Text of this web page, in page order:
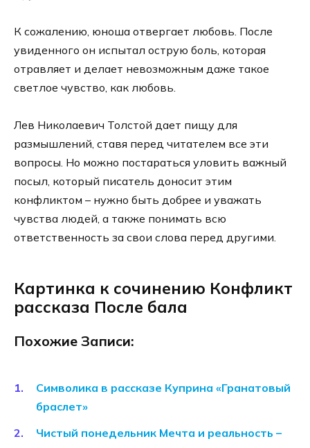
К сожалению, юноша отвергает любовь. После
увиденного он испытал острую боль, которая
отравляет и делает невозможным даже такое
светлое чувство, как любовь.
Лев Николаевич Толстой дает пищу для
размышлений, ставя перед читателем все эти
вопросы. Но можно постараться уловить важный
посыл, который писатель доносит этим
конфликтом – нужно быть добрее и уважать
чувства людей, а также понимать всю
ответственность за свои слова перед другими.
Картинка к сочинению Конфликт
рассказа После бала
Похожие Записи:
Символика в рассказе Куприна «Гранатовый
браслет»
Чистый понедельник Мечта и реальность –